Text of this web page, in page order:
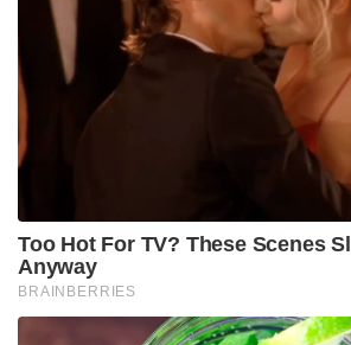
“संयुक्त राज्य अमेरिका को भारत को
नाटो प्लस व्यवस्था को मजबूत करना
अमेरिका को अंतरराष्ट्रीय संगठनों में
का समर्थन करके और संयुक्त राज्य
सहयोगियों और भागीदारों के साथ
करने के लिए TAIPEI अधिनियम में
राजनयिक प्रतिरोध को मजबूत करना
संयुक्त राष्ट्र प्रस्ताव 2758 या संयुक्त
एक चीन नीति के अंतर्निहित उद्देश्य पर
गलत व्याख्या और दूसरों को गुमराह करके
संप्रभुता की स्थिति को हल करने का